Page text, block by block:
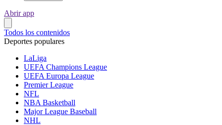
Abrir app
Todos los contenidos
Deportes populares
LaLiga
UEFA Champions League
UEFA Europa League
Premier League
NFL
NBA Basketball
Major League Baseball
NHL